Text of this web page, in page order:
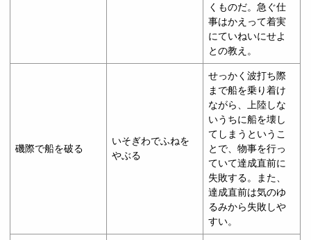
くものだ。急ぐ仕
事はかえって着実
にていねいにせよ
との教え。
磯際で船を破る
いそぎわでふねを
やぶる
せっかく波打ち際
まで船を乗り着け
ながら、上陸しな
いうちに船を壊し
てしまうというこ
とで、物事を行っ
ていて達成直前に
失敗する。また、
達成直前は気のゆ
るみから失敗しや
すい。